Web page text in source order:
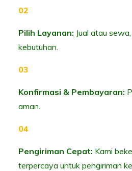
Pilih Layanan: Jual atau
kebutuhan.
Konfirmasi & Pembayaran:
aman.
Pengiriman Cepat: Kami
terpercaya untuk pengiriman